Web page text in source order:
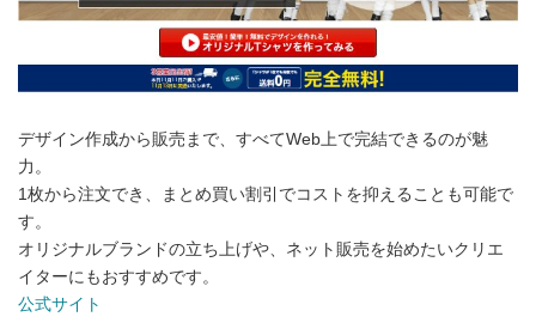
デザイン作成から販売まで、すべてWeb上で完結できるのが魅
力。
1枚から注文でき、まとめ買い割引でコストを抑えることも可能で
す。
オリジナルブランドの立ち上げや、ネット販売を始めたいクリエ
イターにもおすすめです。
公式サイト